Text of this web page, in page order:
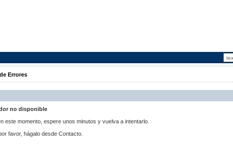
Errores
no disponible
este momento, espere unos minutos y vuelva a intentarlo.
favor, hágalo desde Contacto.